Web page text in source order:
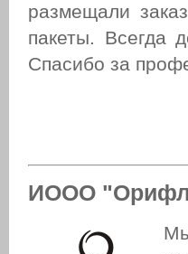
размещали
пакеты. Всегда
Спасибо за
ИООО